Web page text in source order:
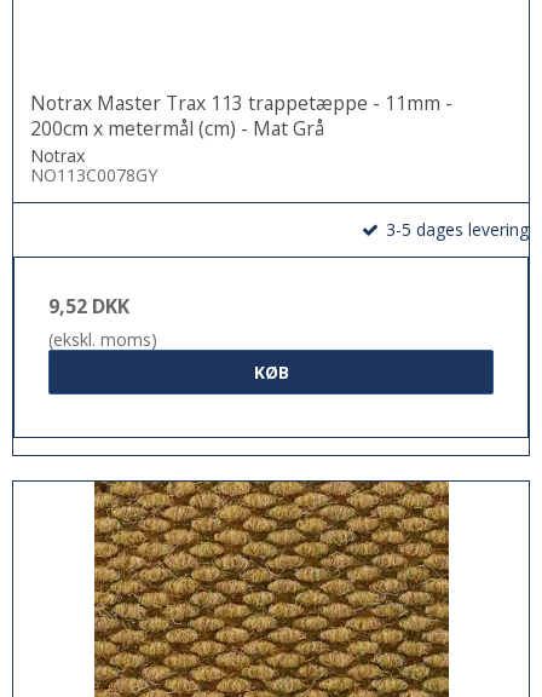
Notrax Master Trax 113 trappetæppe - 11mm -
200cm x metermål (cm) - Mat Grå
Notrax
NO113C0078GY
3-5 dages levering
9,52 DKK
(ekskl. moms)
KØB